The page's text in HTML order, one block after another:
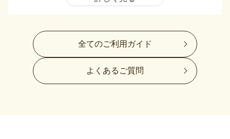
全てのご利用ガイド
よくあるご質問